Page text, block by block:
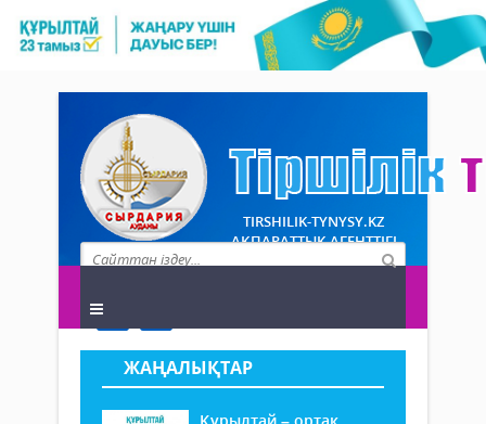
TIRSHILIK-TYNYSY.KZ
АҚПАРАТТЫҚ АГЕНТТІГІ
ЖАҢАЛЫҚТАР
Құрылтай – ортақ